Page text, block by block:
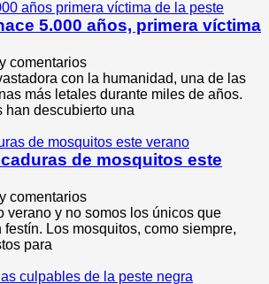
5.000 años, primera víctima
comentarios
con la humanidad, una de las
más letales durante miles de años.
han descubierto una
de mosquitos este
comentarios
verano y no somos los únicos que
Los mosquitos, como siempre,
para